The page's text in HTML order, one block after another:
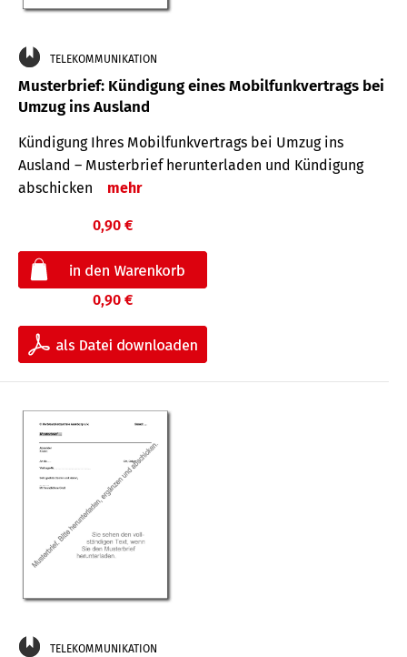
TELEKOMMUNIKATION
Musterbrief: Kündigung eines Mobilfunkvertrags bei
Umzug ins Ausland
Kündigung Ihres Mobilfunkvertrags bei Umzug ins
Ausland – Musterbrief herunterladen und Kündigung
abschicken
mehr
0,90 €
0,90 €
TELEKOMMUNIKATION